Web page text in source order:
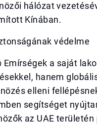
hálózat
Kínában.
védelme
Emírségek a saját
hanem
elleni
segítséget
az UAE